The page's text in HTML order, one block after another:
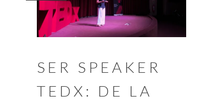
SER SPEAKER
TEDX: DE LA